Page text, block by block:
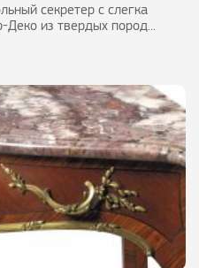
секретер с слегка
из твердых пород...